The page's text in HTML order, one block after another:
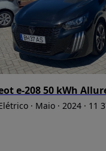
e-208 50 kWh
Maio 2024 11